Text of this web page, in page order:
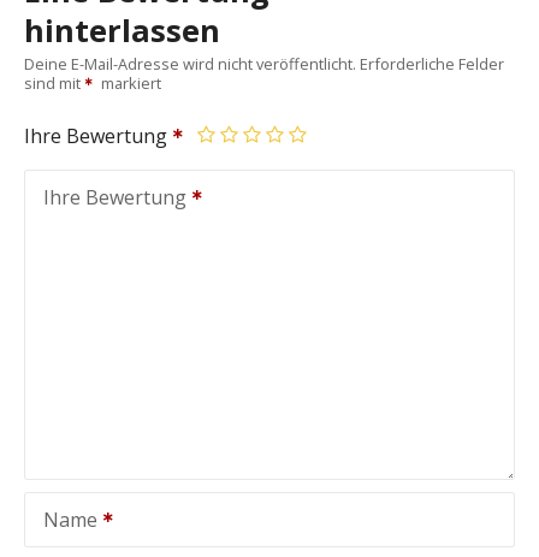
hinterlassen
Deine E-Mail-Adresse wird nicht veröffentlicht. Erforderliche Felder
sind mit
markiert
Ihre Bewertung
Ihre Bewertung
Name